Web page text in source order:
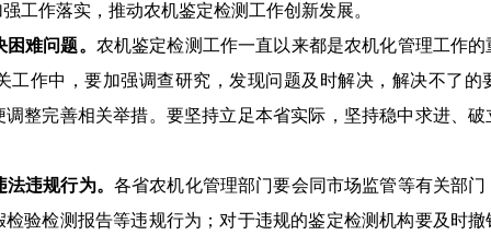
工作落实，推动农机鉴定检测工作创新发展。
难问题。 农机鉴定检测工作一直以来都是农机化管理工作的
工作中，要加强调查研究，发现问题及时解决，解决不了的
调整完善相关举措。要坚持立足本省实际，坚持稳中求进、
违规行为。 各省农机化管理部门要会同市场监管等有关部
验检测报告等违规行为；对于违规的鉴定检测机构要及时